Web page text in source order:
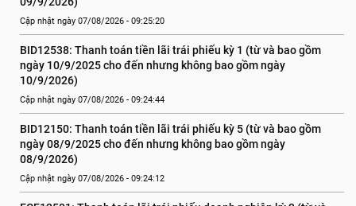
Cập nhật ngày 07/08/2026 - 09:25:20
BID12538: Thanh toán tiền lãi trái phiếu kỳ 1 (từ và bao gồm
ngày 10/9/2025 cho đến nhưng không bao gồm ngày
10/9/2026)
Cập nhật ngày 07/08/2026 - 09:24:44
BID12150: Thanh toán tiền lãi trái phiếu kỳ 5 (từ và bao gồm
ngày 08/9/2025 cho đến nhưng không bao gồm ngày
08/9/2026)
Cập nhật ngày 07/08/2026 - 09:24:12